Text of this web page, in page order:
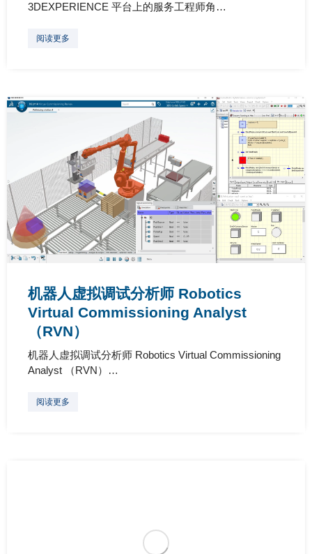
3DEXPERIENCE 平台上的服务工程师角…
阅读更多
机器人虚拟调试分析师 Robotics
Virtual Commissioning Analyst
（RVN）
机器人虚拟调试分析师 Robotics Virtual Commissioning
Analyst （RVN）…
阅读更多